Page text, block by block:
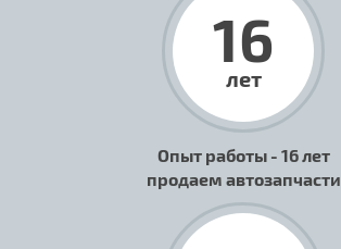
16
лет
Опыт работы - 16 лет
продаем автозапчасти